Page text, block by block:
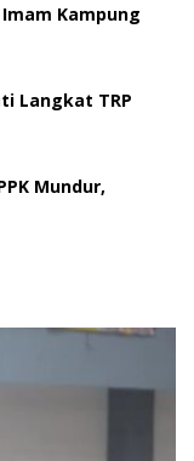
Kampung
Langkat TRP
Mundur,